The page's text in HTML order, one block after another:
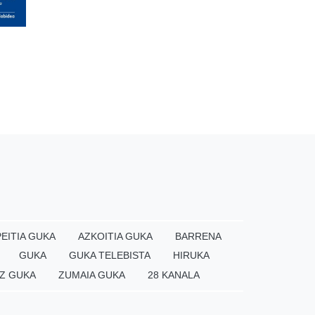
GUKA AZKOITIA GUKA
BARRENA
GUKA GUKA TELEBISTA
HIRUKA
GUKA ZUMAIA GUKA 28 KANALA